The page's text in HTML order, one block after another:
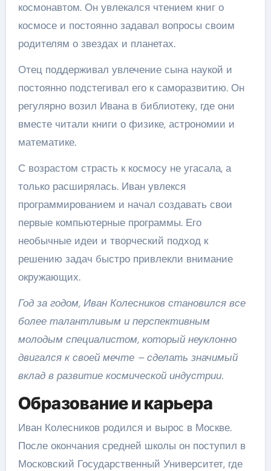
космонавтом. Он увлекался чтением книг о
космосе и постоянно задавал вопросы своим
родителям о звездах и планетах.
Отец поддерживал увлечение сына наукой и
постоянно подстегивал его к саморазвитию. Он
регулярно возил Ивана в библиотеку, где они
вместе читали книги о физике, астрономии и
математике.
С возрастом страсть к космосу не угасала, а
только расширялась. Иван увлекся
программированием и начал создавать свои
первые компьютерные программы. Его
необычные идеи и творческий подход к
решению задач быстро привлекли внимание
окружающих.
Год за годом, Иван Колесников становился все
более талантливым и перспективным
молодым специалистом, который неуклонно
двигался к своей мечте – сделать значимый
вклад в развитие космической индустрии.
Образование и карьера
Иван Колесников родился и вырос в Москве.
После окончания средней школы он поступил в
Московский Государственный Университет, где